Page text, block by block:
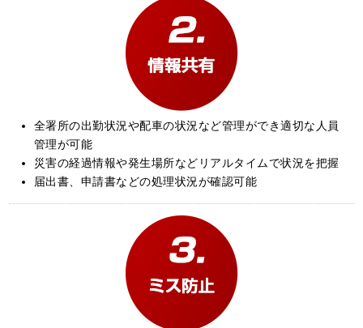
全署所の出勤状況や配車の状況など管理ができ適切な人員
管理が可能
災害の経過情報や発生場所などリアルタイムで状況を把握
届出書、申請書などの処理状況が確認可能